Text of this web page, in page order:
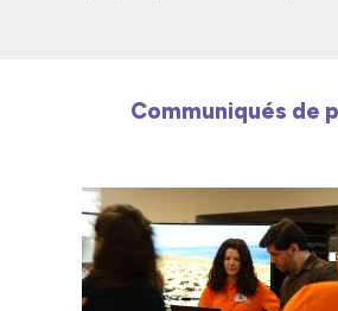
Communiqués de